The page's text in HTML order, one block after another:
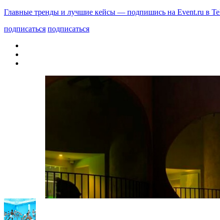
Главные тренды и лучшие кейсы — подпишись на Event.ru в
подписаться подписаться